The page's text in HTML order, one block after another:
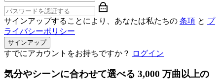
サインアップすることにより、あなたは私たちの 条項 と プ
ライバシーポリシー
サインアップ
すでにアカウントをお持ちですか？ ログイン
気分やシーンに合わせて選べる 3,000 万曲以上の